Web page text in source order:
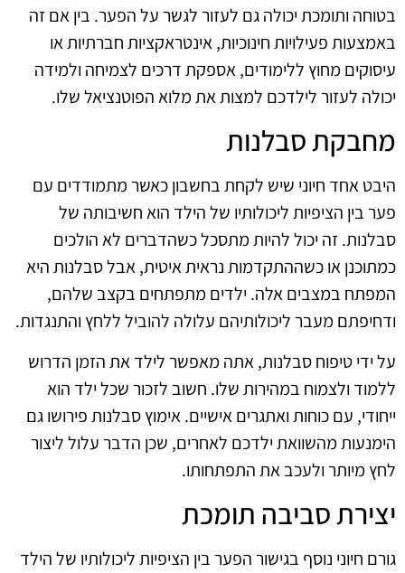
בטוחה ותומכת יכולה גם לעזור לגשר על הפער. בין אם זה
באמצעות פעילויות חינוכיות, אינטראקציות חברתיות או
עיסוקים מחוץ ללימודים, אספקת דרכים לצמיחה ולמידה
יכולה לעזור לילדכם למצות את מלוא הפוטנציאל שלו.
מחבקת סבלנות
היבט אחד חיוני שיש לקחת בחשבון כאשר מתמודדים עם
פער בין הציפיות ליכולותיו של הילד הוא חשיבותה של
סבלנות. זה יכול להיות מתסכל כשהדברים לא הולכים
כמתוכנן או כשההתקדמות נראית איטית, אבל סבלנות היא
המפתח במצבים אלה. ילדים מתפתחים בקצב שלהם,
ודחיפתם מעבר ליכולותיהם עלולה להוביל ללחץ והתנגדות.
על ידי טיפוח סבלנות, אתה מאפשר לילד את הזמן הדרוש
ללמוד ולצמוח במהירות שלו. חשוב לזכור שכל ילד הוא
ייחודי, עם כוחות ואתגרים אישיים. אימוץ סבלנות פירושו גם
הימנעות מהשוואת ילדכם לאחרים, שכן הדבר עלול ליצור
לחץ מיותר ולעכב את התפתחותו.
יצירת סביבה תומכת
גורם חיוני נוסף בגישור הפער בין הציפיות ליכולותיו של הילד